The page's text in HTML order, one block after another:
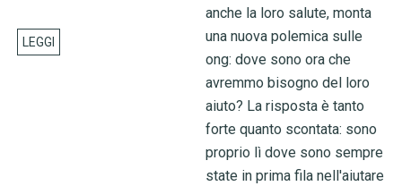
anche la loro salute, monta
una nuova polemica sulle
ong: dove sono ora che
avremmo bisogno del loro
aiuto? La risposta è tanto
forte quanto scontata: sono
proprio lì dove sono sempre
state in prima fila nell'aiutare